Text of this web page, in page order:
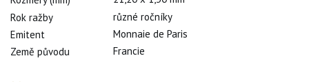
Rok ražby
různé ročníky
Emitent
Monnaie de Paris
Země původu
Francie